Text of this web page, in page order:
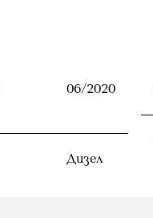
06/2020
Дизел